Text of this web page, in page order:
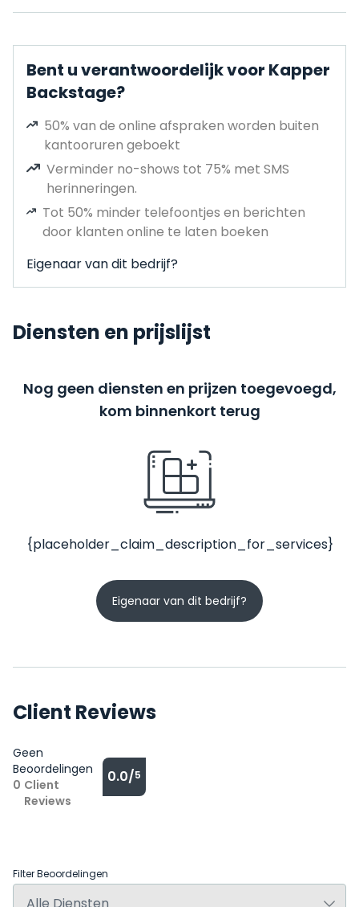
Bent u verantwoordelijk voor Kapper
Backstage?
50% van de online afspraken worden buiten
kantooruren geboekt
Verminder no-shows tot 75% met SMS
herinneringen.
Tot 50% minder telefoontjes en berichten
door klanten online te laten boeken
Eigenaar van dit bedrijf?
Diensten en prijslijst
Nog geen diensten en prijzen toegevoegd,
kom binnenkort terug
{placeholder_claim_description_for_services}
Eigenaar van dit bedrijf?
Client Reviews
Geen
Beoordelingen
0 Client
Reviews
0.0/5
Filter Beoordelingen